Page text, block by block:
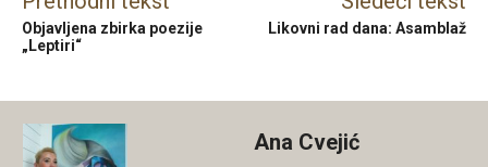
Objavljena zbirka poezije
„Leptiri“
Likovni rad dana: Asamblaž
Ana Cvejić